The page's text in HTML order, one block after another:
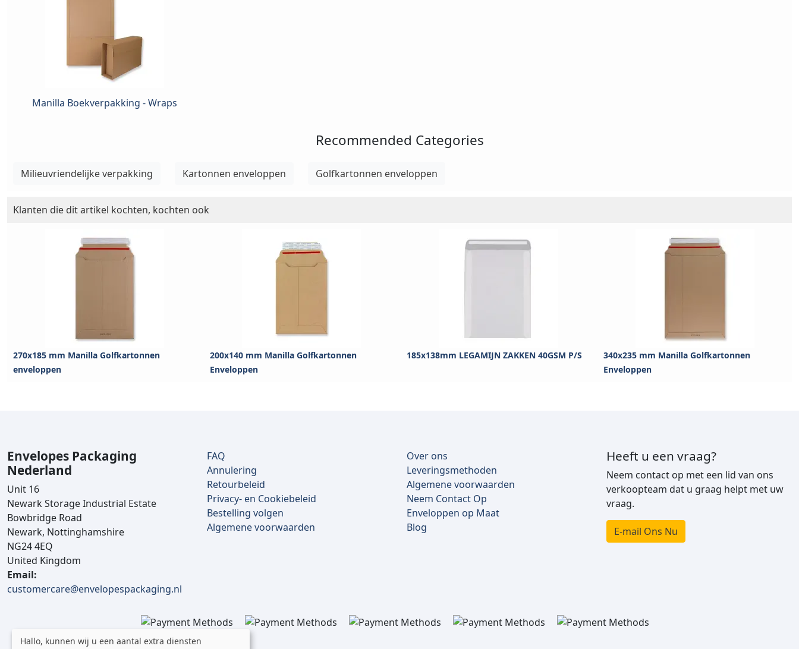
Manilla Boekverpakking - Wraps
Recommended Categories
Milieuvriendelijke verpakking Kartonnen enveloppen Golfkartonnen enveloppen
Klanten die dit artikel kochten, kochten ook
270x185 mm Manilla Golfkartonnen
enveloppen
200x140 mm Manilla Golfkartonnen
Enveloppen
185x138mm LEGAMIJN ZAKKEN 40GSM P/S
340x235 mm Manilla Golfkartonnen
Enveloppen
Envelopes Packaging
Nederland
Unit 16
Newark Storage Industrial Estate
Bowbridge Road
Newark, Nottinghamshire
NG24 4EQ
United Kingdom
Email:
customercare@envelopespackaging.nl
FAQ
Annulering
Retourbeleid
Privacy- en Cookiebeleid
Bestelling volgen
Algemene voorwaarden
Over ons
Leveringsmethoden
Algemene voorwaarden
Neem Contact Op
Enveloppen op Maat
Blog
Heeft u een vraag?
Neem contact op met een lid van ons
verkoopteam dat u graag helpt met uw
vraag.
E-mail Ons Nu
Hallo, kunnen wij u een aantal extra diensten